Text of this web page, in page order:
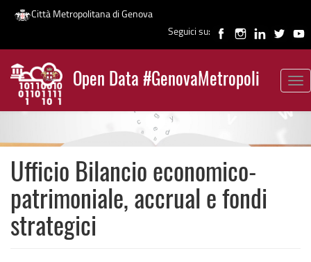
Salta
contenuto
principale
Città Metropolitana di Genova
Seguici su:
Open Data #GenovaMetropoli
News
Ufficio Bilancio economico-
patrimoniale, accrual e fondi
strategici